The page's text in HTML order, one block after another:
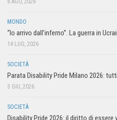
6 AGO, 2026
MONDO
“Io arrivo dall’inferno”. La guerra in
14 LUG, 2026
SOCIETÀ
Parata Disability Pride Milano 2026:
3 GIU, 2026
SOCIETÀ
Disability Pride 2026: il diritto di